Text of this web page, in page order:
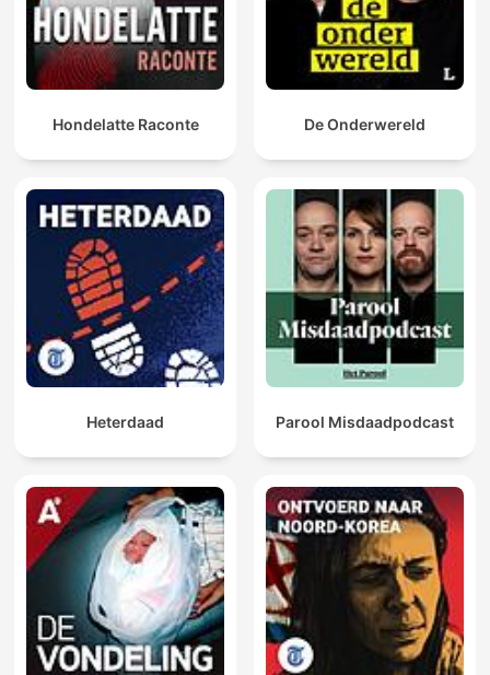
Hondelatte Raconte De Onderwereld
Heterdaad Parool Misdaadpodcast